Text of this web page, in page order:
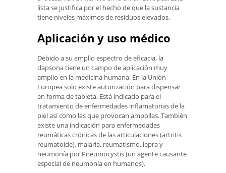
lista se justifica por el hecho de que la sustancia
tiene niveles máximos de residuos elevados.
Aplicación y uso médico
Debido a su amplio espectro de eficacia, la
dapsona tiene un campo de aplicación muy
amplio en la medicina humana. En la Unión
Europea solo existe autorización para dispensar
en forma de tableta. Está indicado para el
tratamiento de enfermedades inflamatorias de la
piel así como las que provocan ampollas. También
existe una indicación para enfermedades
reumáticas crónicas de las articulaciones (artritis
reumatoide), malaria, reumatismo, lepra y
neumonía por Pneumocystis (un agente causante
especial de neumonía en humanos).